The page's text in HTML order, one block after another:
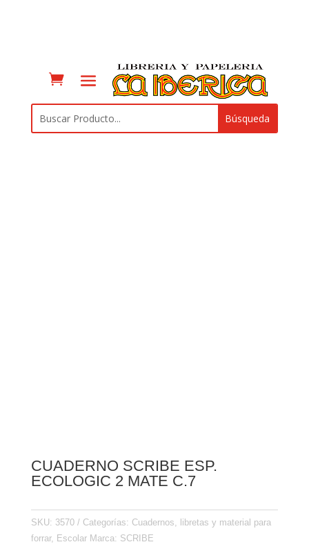
CUADERNO SCRIBE ESP.
ECOLOGIC 2 MATE C.7
SKU: 3570 Categorías: Cuadernos, libretas y material para
forrar, Escolar Marca: SCRIBE